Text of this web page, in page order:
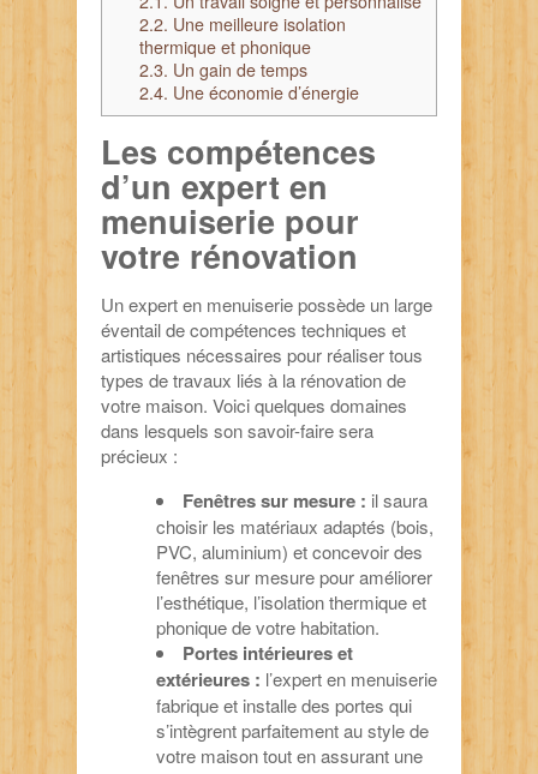
2.2. Une meilleure isolation
thermique et phonique
2.3. Un gain de temps
2.4. Une économie d’énergie
Les compétences
d’un expert en
menuiserie pour
votre rénovation
Un expert en menuiserie possède un large
éventail de compétences techniques et
artistiques nécessaires pour réaliser tous
types de travaux liés à la rénovation de
votre maison. Voici quelques domaines
dans lesquels son savoir-faire sera
précieux :
Fenêtres sur mesure : il saura
choisir les matériaux adaptés (bois,
PVC, aluminium) et concevoir des
fenêtres sur mesure pour améliorer
l’esthétique, l’isolation thermique et
phonique de votre habitation.
Portes intérieures et
extérieures : l’expert en menuiserie
fabrique et installe des portes qui
s’intègrent parfaitement au style de
votre maison tout en assurant une